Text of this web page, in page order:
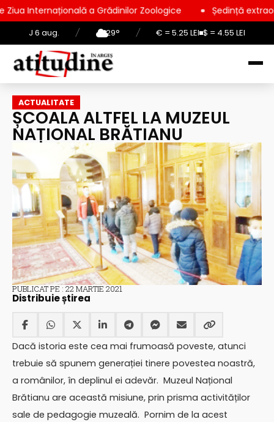
J 6 aug. / 29° / € = 5.25 LEI $ = 4.55 LEI
a Grădinilor Zoologice Ședință extraordinară la
ACTUALITATE
ȘCOALA ALTFEL LA MUZEUL
NAȚIONAL BRĂTIANU
PUBLICAT PE : 22 MARTIE 2021
Distribuie știrea
Dacă istoria este cea mai frumoasă poveste, atunci
trebuie să spunem generației tinere povestea noastră,
a românilor, în deplinul ei adevăr. Muzeul Național
Brătianu are această misiune, prin prisma activităților
sale de pedagogie muzeală. Pornim de la acest